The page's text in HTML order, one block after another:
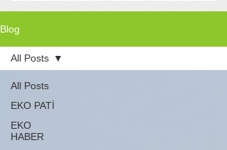
Blog
All Posts
EKO PATİ
EKO
HABER
All Posts